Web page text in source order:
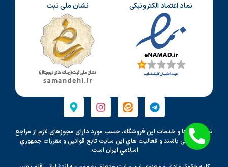
نماد اعتماد الکترونیکی نشان ملی ثبت
تمامي كالاها و خدمات اين فروشگاه، حسب مورد داراي مجوزهاي لازم از مراجع
مربوطه می باشند و فعاليت هاي اين سايت تابع قوانين و مقررات جمهوري
اسلامي ايران است.